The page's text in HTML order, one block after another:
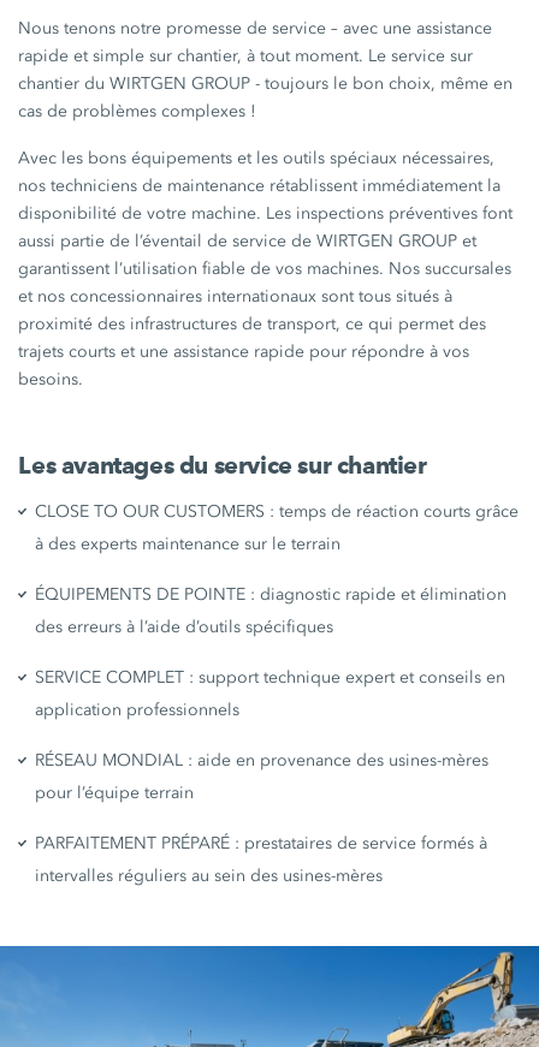
Nous tenons notre promesse de service – avec une assistance
rapide et simple sur chantier, à tout moment. Le service sur
chantier du WIRTGEN GROUP - toujours le bon choix, même en
cas de problèmes complexes !
Avec les bons équipements et les outils spéciaux nécessaires,
nos techniciens de maintenance rétablissent immédiatement la
disponibilité de votre machine. Les inspections préventives font
aussi partie de l’éventail de service de WIRTGEN GROUP et
garantissent l’utilisation fiable de vos machines. Nos succursales
et nos concessionnaires internationaux sont tous situés à
proximité des infrastructures de transport, ce qui permet des
trajets courts et une assistance rapide pour répondre à vos
besoins.
Les avantages du service sur chantier
CLOSE TO OUR CUSTOMERS : temps de réaction courts grâce
à des experts maintenance sur le terrain
ÉQUIPEMENTS DE POINTE : diagnostic rapide et élimination
des erreurs à l’aide d’outils spécifiques
SERVICE COMPLET : support technique expert et conseils en
application professionnels
RÉSEAU MONDIAL : aide en provenance des usines-mères
pour l’équipe terrain
PARFAITEMENT PRÉPARÉ : prestataires de service formés à
intervalles réguliers au sein des usines-mères